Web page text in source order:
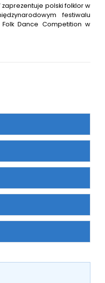
zaprezentuje polski folklor w
festiwalu
Dance Competition w